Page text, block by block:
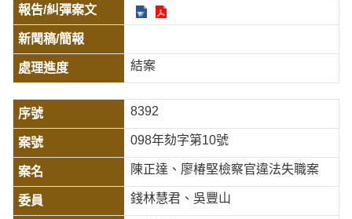
結案
8392
098年劾字第10號
陳正達、廖椿堅檢察官違法失職案
錢林慧君、吳豐山